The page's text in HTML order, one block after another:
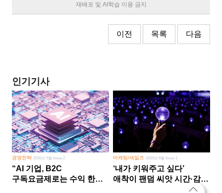
재배포 및 AI학습 이용 금지
이전 목록 다음
인기기사
경영전략 2026년 5월 Issue 2
“AI 기업, B2C
구독요금제로는 수익 한계
마케팅/세일즈 2026년 8월 Issue 1
‘내가 키워주고 싶다’
애착이 팬덤 씨앗 시간·감정